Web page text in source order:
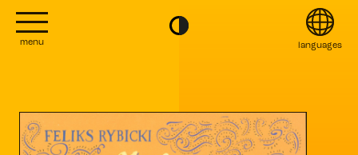
menu languages
English
project